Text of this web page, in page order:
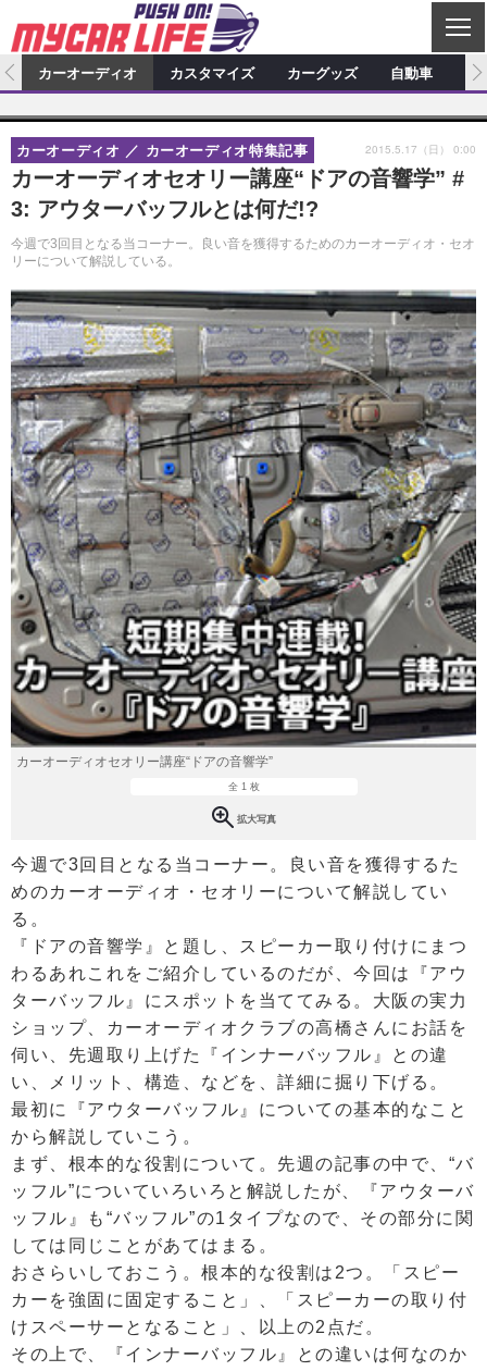
C
L
S
E
カーオーディオ
特集記事 新製品情報
プロショップ検索 ショップ訪問記
カーオーディオニュース デモカー製作記
その他
カスタマイズ
カスタマイズ特集記事 カスタマイズ新製品情報
カスタマイズニュース
カーグッズ
カーグッズ特集記事 カーグッズ新製品情報
カーグッズニュース
自動車
ニュース
スクープ
アクセスランキング
カーオーディオ カスタマイズ カーグッズ 自動車
カーオーディオセオリー講座“ドアの音響学” #
3: アウターバッフルとは何だ!?
今週で3回目となる当コーナー。良い音を獲得するためのカーオーディオ・セオ
リーについて解説している。
カーオーディオ カーオーディオ特集記事 2015.5.17（日） 0:00
カーオーディオセオリー講座“ドアの音響学”
全 1 枚
拡大写真
今週で3回目となる当コーナー。良い音を獲得するた
めのカーオーディオ・セオリーについて解説してい
る。
『ドアの音響学』と題し、スピーカー取り付けにまつ
わるあれこれをご紹介しているのだが、今回は『アウ
ターバッフル』にスポットを当ててみる。大阪の実力
ショップ、カーオーディオクラブの高橋さんにお話を
伺い、先週取り上げた『インナーバッフル』との違
い、メリット、構造、などを、詳細に掘り下げる。
最初に『アウターバッフル』についての基本的なこと
から解説していこう。
まず、根本的な役割について。先週の記事の中で、“バ
ッフル”についていろいろと解説したが、『アウターバ
ッフル』も“バッフル”の1タイプなので、その部分に関
しては同じことがあてはまる。
おさらいしておこう。根本的な役割は2つ。「スピー
カーを強固に固定すること」、「スピーカーの取り付
けスペーサーとなること」、以上の2点だ。
その上で、『インナーバッフル』との違いは何なのか